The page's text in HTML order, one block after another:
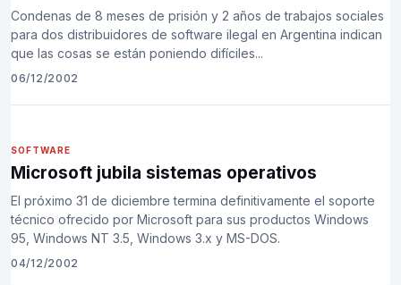
Condenas de 8 meses de prisión y 2 años de trabajos sociales
para dos distribuidores de software ilegal en Argentina indican
que las cosas se están poniendo difíciles...
06/12/2002
SOFTWARE
Microsoft jubila sistemas operativos
El próximo 31 de diciembre termina definitivamente el soporte
técnico ofrecido por Microsoft para sus productos Windows
95, Windows NT 3.5, Windows 3.x y MS-DOS.
04/12/2002